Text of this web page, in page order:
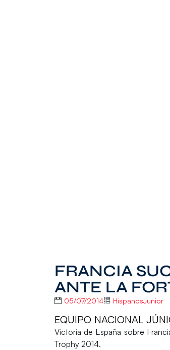
FRANCIA
ANTE LA
05/07/2014 HispanosJunior
EQUIPO NACIONAL
Victoria de España sobre
Trophy 2014.